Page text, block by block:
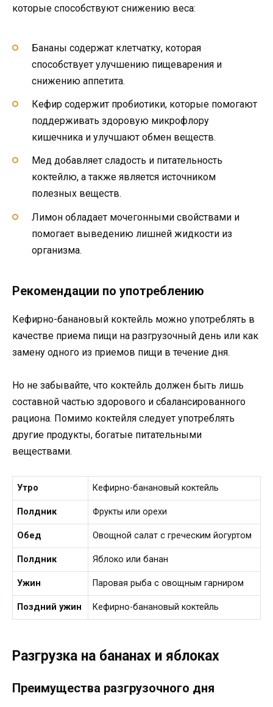
которые способствуют снижению веса:
Бананы содержат клетчатку, которая
способствует улучшению пищеварения и
снижению аппетита.
Кефир содержит пробиотики, которые помогают
поддерживать здоровую микрофлору
кишечника и улучшают обмен веществ.
Мед добавляет сладость и питательность
коктейлю, а также является источником
полезных веществ.
Лимон обладает мочегонными свойствами и
помогает выведению лишней жидкости из
организма.
Рекомендации по употреблению
Кефирно-банановый коктейль можно употреблять в
качестве приема пищи на разгрузочный день или как
замену одного из приемов пищи в течение дня.
Но не забывайте, что коктейль должен быть лишь
составной частью здорового и сбалансированного
рациона. Помимо коктейля следует употреблять
другие продукты, богатые питательными
веществами.
Утро Кефирно-банановый коктейль
Полдник Фрукты или орехи
Обед Овощной салат с греческим йогуртом
Полдник Яблоко или банан
Ужин Паровая рыба с овощным гарниром
Поздний ужин Кефирно-банановый коктейль
Разгрузка на бананах и яблоках
Преимущества разгрузочного дня